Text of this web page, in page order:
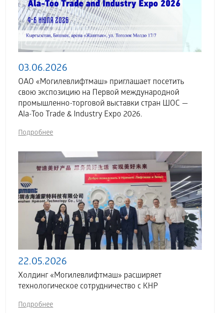
03.06.2026
ОАО «Могилевлифтмаш» приглашает посетить
свою экспозицию на Первой международной
промышленно-торговой выставки стран ШОС —
Ala-Too Trade & Industry Expo 2026.
Подробнее
22.05.2026
Холдинг «Могилевлифтмаш» расширяет
технологическое сотрудничество с КНР
Подробнее